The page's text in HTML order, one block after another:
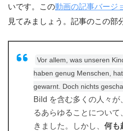
いです。この動画の記事バージ
見てみましょう。記事のこの部
Vor allem, was unseren
haben genug Menschen,
gewarnt. Doch nichts
Bild を含む多くの人々
るあらゆることについ
きました。しかし、 何も